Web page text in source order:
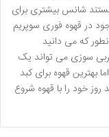
شانس بیشتری برای
در قهوه فوری سوپریم
که می دانید
سوزی می تواند یک
بهترین قهوه برای کبد
خود را با قهوه شروع